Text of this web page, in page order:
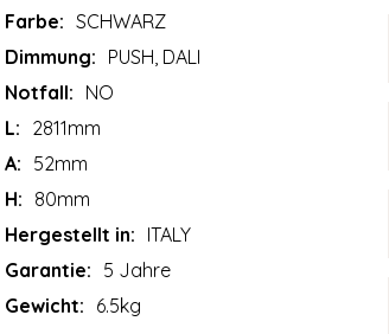
Farbe: SCHWARZ
Dimmung: PUSH, DALI
Notfall: NO
L: 2811mm
A: 52mm
H: 80mm
Hergestellt in: ITALY
Garantie: 5 Jahre
Gewicht: 6.5kg